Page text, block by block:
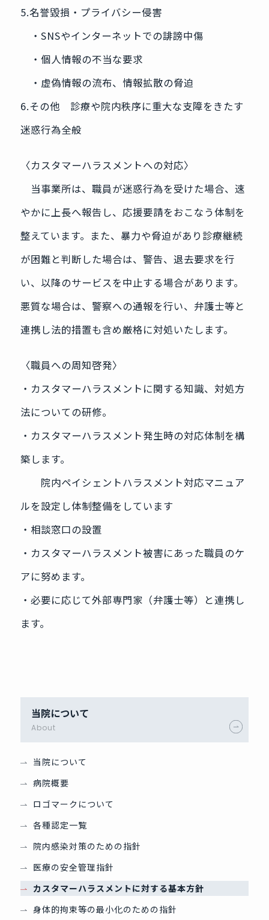
5.名誉毀損・プライバシー侵害
・SNSやインターネットでの誹謗中傷
・個人情報の不当な要求
・虚偽情報の流布、情報拡散の脅迫
6.その他 診療や院内秩序に重大な支障をきたす
迷惑行為全般
〈カスタマーハラスメントへの対応〉
当事業所は、職員が迷惑行為を受けた場合、速
やかに上長へ報告し、応援要請をおこなう体制を
整えています。また、暴力や脅迫があり診療継続
が困難と判断した場合は、警告、退去要求を行
い、以降のサービスを中止する場合があります。
悪質な場合は、警察への通報を行い、弁護士等と
連携し法的措置も含め厳格に対処いたします。
〈職員への周知啓発〉
‧カスタマーハラスメントに関する知識、対処方
法についての研修。
‧カスタマーハラスメント発生時の対応体制を構
築します。
院内ペイシェントハラスメント対応マニュア
ルを設定し体制整備をしています
‧相談窓口の設置
‧カスタマーハラスメント被害にあった職員のケ
アに努めます。
‧必要に応じて外部専門家（弁護士等）と連携し
ます。
当院について
About
当院について
病院概要
ロゴマークについて
各種認定一覧
院内感染対策のための指針
医療の安全管理指針
カスタマーハラスメントに対する基本方針
身体的拘束等の最小化のための指針